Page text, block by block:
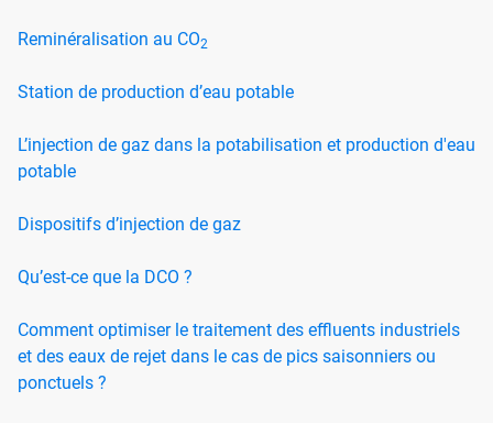
Reminéralisation au CO2
Station de production d’eau potable
L’injection de gaz dans la potabilisation et production d'eau
potable
Dispositifs d’injection de gaz
Qu’est-ce que la DCO ?
Comment optimiser le traitement des effluents industriels
et des eaux de rejet dans le cas de pics saisonniers ou
ponctuels ?